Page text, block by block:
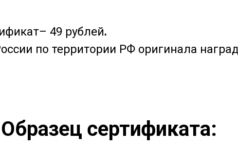
49 рублей.
по территории РФ оригинала
Образец сертификата: